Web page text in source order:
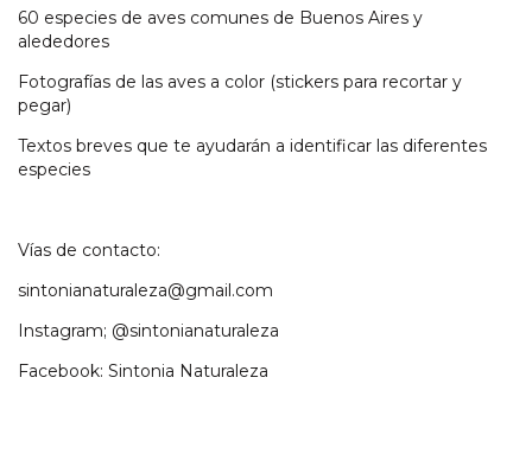
60 especies de aves comunes de Buenos Aires y
alededores
Fotografías de las aves a color (stickers para recortar y
pegar)
Textos breves que te ayudarán a identificar las diferentes
especies
Vías de contacto:
sintonianaturaleza@gmail.com
Instagram; @sintonianaturaleza
Facebook: Sintonia Naturaleza